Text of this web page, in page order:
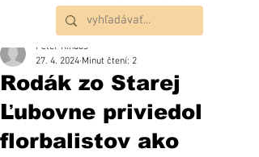
Rodák zo Starej
Ľubovne priviedol
florbalistov ako
Peter Rindoš
27. 4. 2024 Minut čtení: 2